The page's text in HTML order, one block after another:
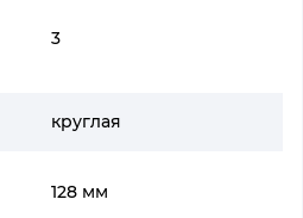
3
круглая
128 мм